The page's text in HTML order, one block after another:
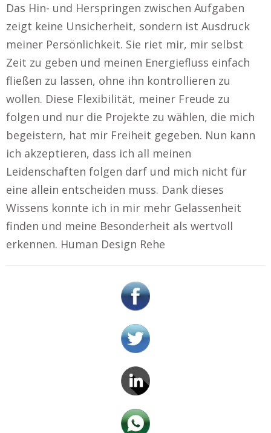
Das Hin- und Herspringen zwischen Aufgaben
zeigt keine Unsicherheit, sondern ist Ausdruck
meiner Persönlichkeit. Sie riet mir, mir selbst
Zeit zu geben und meinen Energiefluss einfach
fließen zu lassen, ohne ihn kontrollieren zu
wollen. Diese Flexibilität, meiner Freude zu
folgen und nur die Projekte zu wählen, die mich
begeistern, hat mir Freiheit gegeben. Nun kann
ich akzeptieren, dass ich all meinen
Leidenschaften folgen darf und mich nicht für
eine allein entscheiden muss. Dank dieses
Wissens konnte ich in mir mehr Gelassenheit
finden und meine Besonderheit als wertvoll
erkennen. Human Design Rehe